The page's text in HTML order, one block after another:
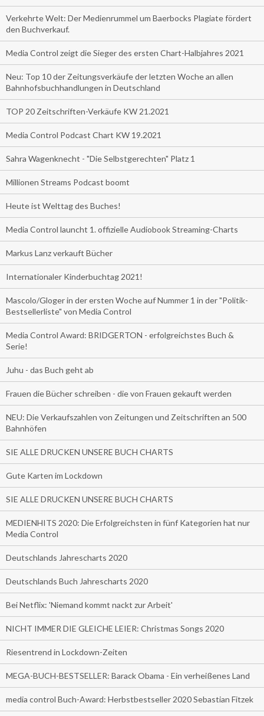
Verkehrte Welt: Der Medienrummel um Baerbocks Plagiate fördert
den Buchverkauf.
Media Control zeigt die Sieger des ersten Chart-Halbjahres 2021
Neu: Top 10 der Zeitungsverkäufe der letzten Woche an allen
Bahnhofsbuchhandlungen in Deutschland
TOP 20 Zeitschriften-Verkäufe KW 21.2021
Media Control Podcast Chart KW 19.2021
Sahra Wagenknecht - "Die Selbstgerechten" Platz 1
Millionen Streams Podcast boomt
Heute ist Welttag des Buches!
Media Control launcht 1. offizielle Audiobook Streaming-Charts
Markus Lanz verkauft Bücher
Internationaler Kinderbuchtag 2021!
Mascolo/Gloger in der ersten Woche auf Nummer 1 in der "Politik-
Bestsellerliste" von Media Control
Media Control Award: BRIDGERTON - erfolgreichstes Buch &
Serie!
Juhu - das Buch geht ab
Frauen die Bücher schreiben - die von Frauen gekauft werden
NEU: Die Verkaufszahlen von Zeitungen und Zeitschriften an 500
Bahnhöfen
SIE ALLE DRUCKEN UNSERE BUCH CHARTS
Gute Karten im Lockdown
SIE ALLE DRUCKEN UNSERE BUCH CHARTS
MEDIENHITS 2020: Die Erfolgreichsten in fünf Kategorien hat nur
Media Control
Deutschlands Jahrescharts 2020
Deutschlands Buch Jahrescharts 2020
Bei Netflix: 'Niemand kommt nackt zur Arbeit'
NICHT IMMER DIE GLEICHE LEIER: Christmas Songs 2020
Riesentrend in Lockdown-Zeiten
MEGA-BUCH-BESTSELLER: Barack Obama - Ein verheißenes Land
media control Buch-Award: Herbstbestseller 2020 Sebastian Fitzek